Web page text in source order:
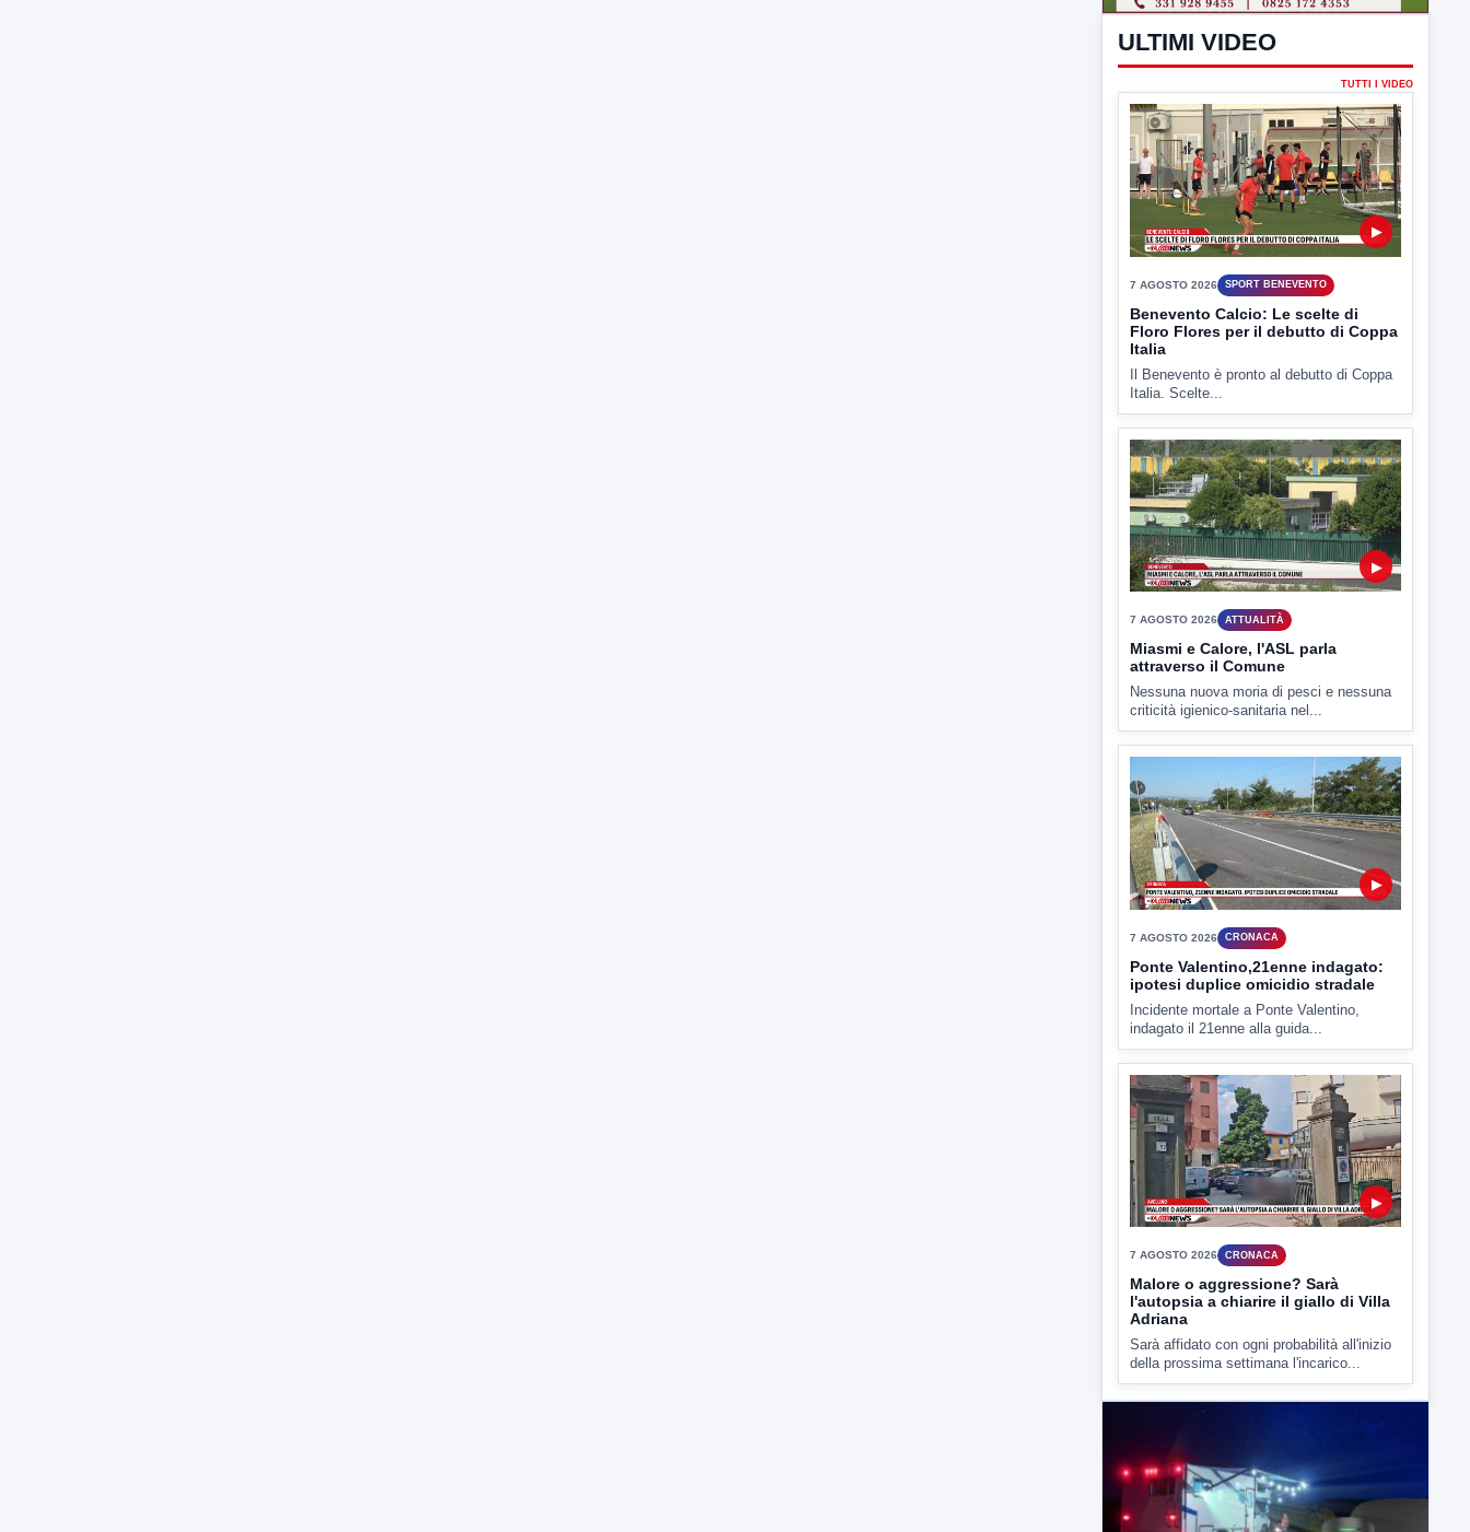
▶
7 AGOSTO 2026 SPORT BENEVENTO
Benevento Calcio: Le scelte di
Floro Flores per il debutto di Coppa
Italia
Il Benevento è pronto al debutto di Coppa
Italia. Scelte...
▶
7 AGOSTO 2026
Miasmi e Calore, l'ASL parla
attraverso il Comune
Nessuna nuova moria di pesci e nessuna
criticità igienico-sanitaria nel...
7 AGOSTO 2026 CRONACA
Ponte Valentino,21enne indagato:
ipotesi duplice omicidio stradale
Incidente mortale a Ponte Valentino,
indagato il 21enne alla guida...
▶
7 AGOSTO 2026 CRONACA
Malore o aggressione? Sarà
l'autopsia a chiarire il giallo di Villa
Adriana
Sarà affidato con ogni probabilità all'inizio
della prossima settimana l'incarico...